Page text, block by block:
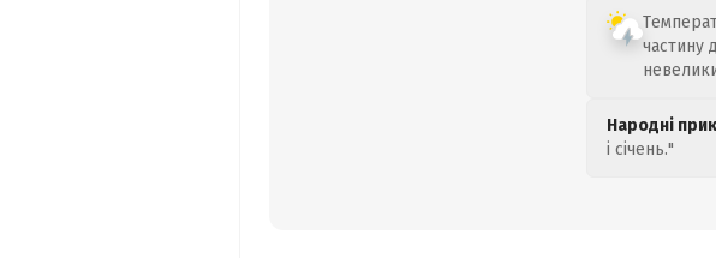
частину
Народні
і січень."